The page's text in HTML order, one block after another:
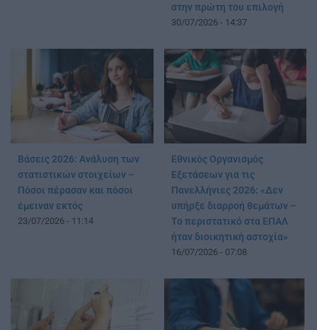
στην πρώτη του επιλογή
30/07/2026 - 14:37
Βάσεις 2026: Ανάλυση των
στατιστικών στοιχείων –
Πόσοι πέρασαν και πόσοι
έμειναν εκτός
23/07/2026 - 11:14
Εθνικός Οργανισμός
Εξετάσεων για τις
Πανελλήνιες 2026: «Δεν
υπήρξε διαρροή θεμάτων –
Το περιστατικό στα ΕΠΑΛ
ήταν διοικητική αστοχία»
16/07/2026 - 07:08